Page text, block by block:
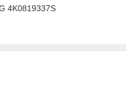
4K0819337S